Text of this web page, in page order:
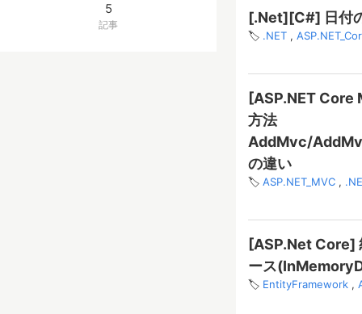
5
記事 [.Net][C#] 日付
.NET
[ASP.NET Core
方法
AddMvc/
の違い
ASP.NET_MVC
[ASP.Net Core]
ース
EntityFramework